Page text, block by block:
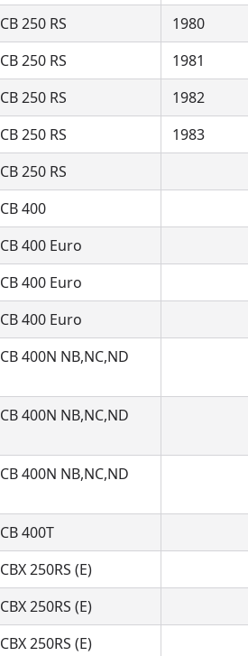
CB 250 RS 1980
CB 250 RS 1981
CB 250 RS 1982
CB 250 RS 1983
CB 250 RS
CB 400
CB 400 Euro
CB 400 Euro
CB 400 Euro
CB 400N NB,NC,ND
CB 400N NB,NC,ND
CB 400N NB,NC,ND
CB 400T
CBX 250RS (E)
CBX 250RS (E)
CBX 250RS (E)